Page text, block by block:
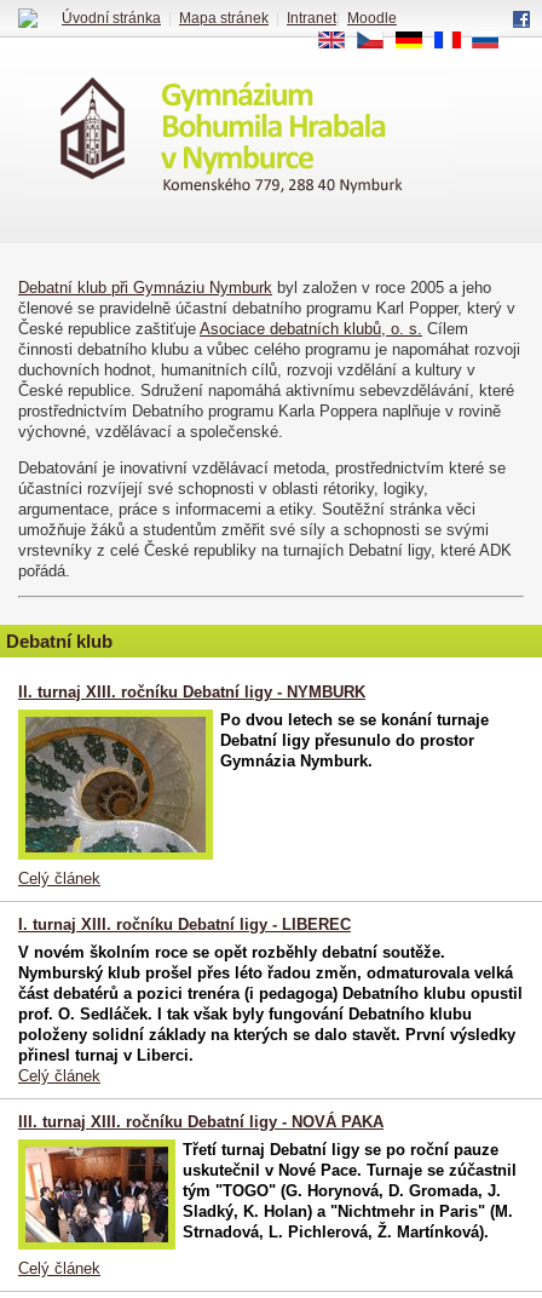
Debatní klub při Gymnáziu Nymburk byl založen v roce 2005 a jeho
členové se pravidelně účastní debatního programu Karl Popper, který v
České republice zaštiťuje Asociace debatních klubů, o. s. Cílem
činnosti debatního klubu a vůbec celého programu je napomáhat rozvoji
duchovních hodnot, humanitních cílů, rozvoji vzdělání a kultury v
České republice. Sdružení napomáhá aktivnímu sebevzdělávání, které
prostřednictvím Debatního programu Karla Poppera naplňuje v rovině
výchovné, vzdělávací a společenské.
Debatování je inovativní vzdělávací metoda, prostřednictvím které se
účastníci rozvíjejí své schopnosti v oblasti rétoriky, logiky,
argumentace, práce s informacemi a etiky. Soutěžní stránka věci
umožňuje žáků a studentům změřit své síly a schopnosti se svými
vrstevníky z celé České republiky na turnajích Debatní ligy, které ADK
pořádá.
Debatní klub
II. turnaj XIII. ročníku Debatní ligy - NYMBURK
Po dvou letech se se konání turnaje
Debatní ligy přesunulo do prostor
Gymnázia Nymburk.
Celý článek
I. turnaj XIII. ročníku Debatní ligy - LIBEREC
V novém školním roce se opět rozběhly debatní soutěže.
Nymburský klub prošel přes léto řadou změn, odmaturovala velká
část debatérů a pozici trenéra (i pedagoga) Debatního klubu opustil
prof. O. Sedláček. I tak však byly fungování Debatního klubu
položeny solidní základy na kterých se dalo stavět. První výsledky
přinesl turnaj v Liberci.
Celý článek
III. turnaj XIII. ročníku Debatní ligy - NOVÁ PAKA
Třetí turnaj Debatní ligy se po roční pauze
uskutečnil v Nové Pace. Turnaje se zúčastnil
tým "TOGO" (G. Horynová, D. Gromada, J.
Sladký, K. Holan) a "Nichtmehr in Paris" (M.
Strnadová, L. Pichlerová, Ž. Martínková).
Celý článek
Úvodní stránka Mapa stránek Intranet|
Moodle
EN
CS DE FR RU